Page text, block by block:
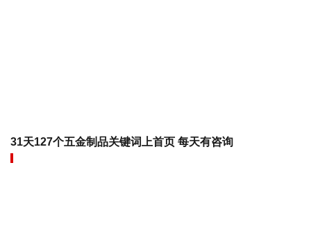
31天127个五金制品关键词上首页 每天有咨询